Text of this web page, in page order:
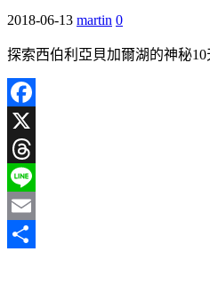
2018-06-13 martin 0
探索西伯利亞貝加爾湖的神秘
Facebook
X
Threads
Line
Email